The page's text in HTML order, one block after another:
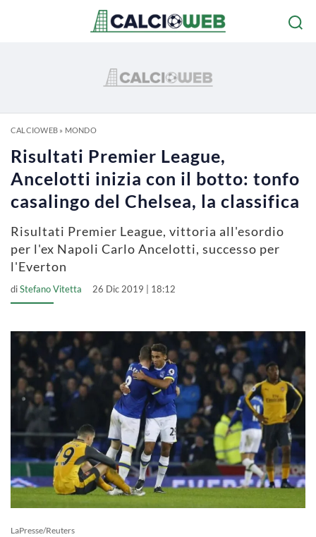
CALCIOWEB» MONDO
Risultati Premier League,
Ancelotti inizia con il botto: tonfo
casalingo del Chelsea, la classifica
Risultati Premier League, vittoria all'esordio
per l'ex Napoli Carlo Ancelotti, successo per
l'Everton
diStefano Vitetta 26 Dic 2019 | 18:12
LaPresse/Reuters